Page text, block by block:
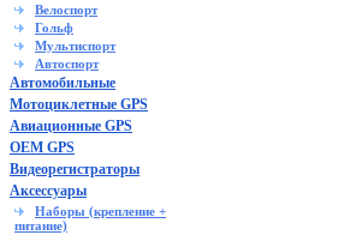
Велоспорт
Гольф
Мультиспорт
Автоспорт
Автомобильные
Мотоциклетные GPS
Авиационные GPS
OEM GPS
Видеорегистраторы
Аксессуары
Наборы (крепление +
питание)